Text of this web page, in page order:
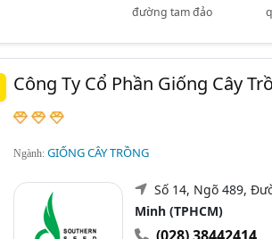
đường tam đảo
Công Ty Cổ Phần Giống Cây
Ngành: GIỐNG CÂY TRỒNG
Số 14, Ngõ 489,
Minh (TPHCM)